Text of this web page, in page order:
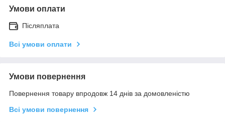
Умови оплати
Післяплата
Всі умови оплати
Умови повернення
Повернення товару впродовж 14 днів за домовленістю
Всі умови повернення